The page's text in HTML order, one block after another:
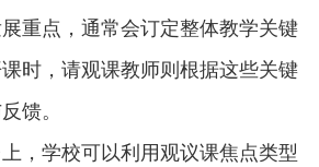
重点，通常会订定整体教学关键
时，请观课教师则根据这些关键
馈。
，学校可以利用观议课焦点类型